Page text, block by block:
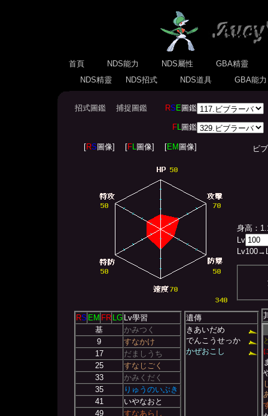
首頁 NDS能力 NDS屬性
GBA精靈
NDS精靈
NDS招式 NDS道具 GBA能
招式圖鑑 捕捉圖鑑 RS E圖鑑
FL圖鑑
[RS 圖像] [FL圖像] [EM 圖像] ビブ
身高：
Lv
Lv100
RS EM FR LG Lv學習
基
かみつく
9
すなかけ
17
だましうち
25
すなじごく
33
かみくだく
35
りゅうのいぶき
41
いやなおと
49
すなあらし
遺傳
きあいだめ
でんこうせっか
かぜおこし